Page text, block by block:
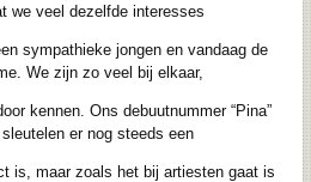
we veel dezelfde interesses
sympathieke jongen en vandaag de
We zijn zo veel bij elkaar,
kennen. Ons debuutnummer “Pina”
er nog steeds een
maar zoals het bij artiesten gaat is